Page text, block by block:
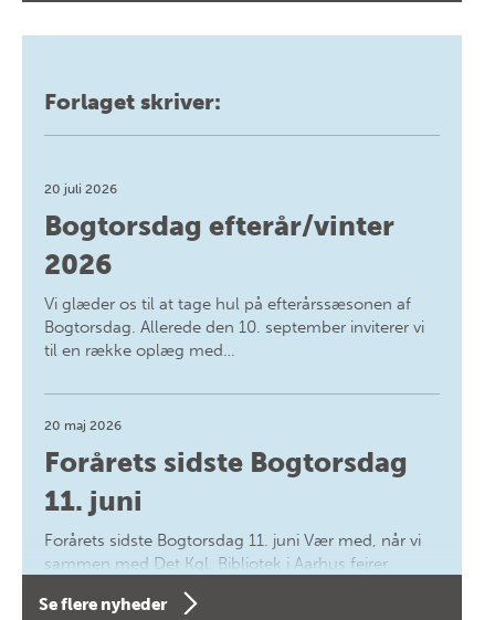
Forlaget skriver:
20 juli 2026
Bogtorsdag efterår/vinter
2026
Vi glæder os til at tage hul på efterårssæsonen af
Bogtorsdag. Allerede den 10. september inviterer vi
til en række oplæg med…
20 maj 2026
Forårets sidste Bogtorsdag
11. juni
Forårets sidste Bogtorsdag 11. juni Vær med, når vi
sammen med Det Kgl. Bibliotek i Aarhus fejrer
forfatterne bag vores nyes…
Se flere nyheder